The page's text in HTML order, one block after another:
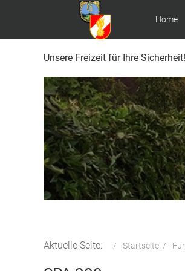
Home
Unsere Freizeit für Ihre Sicherheit!
Aktuelle Seite: Startseite